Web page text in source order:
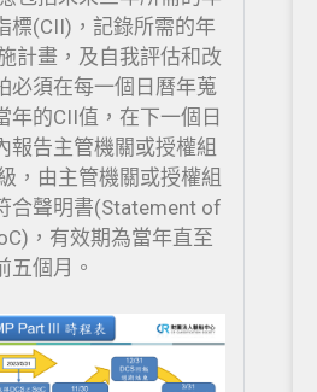
標(CII)，記錄所需的年
計畫，及自我評估和改
必須在每一個日曆年蒐
年的CII值，在下一個日
報告主管機關或授權組
，由主管機關或授權組
合聲明書(Statement of
，有效期為當年直至
五個月。